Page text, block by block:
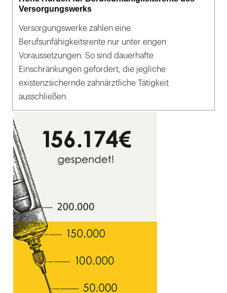
Versorgungswerks
Versorgungswerke zahlen eine
Berufsunfähigkeitsrente nur unter engen
Voraussetzungen. So sind dauerhafte
Einschränkungen gefordert, die jegliche
existenzsichernde zahnärztliche Tätigkeit
ausschließen.